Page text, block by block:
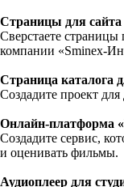
Страницы для
Сверстаете
компании «Sminex-
Страница каталога
Создадите проект
Онлайн-платформа
Создадите сервис,
и оценивать фильмы.
Аудиоплеер для